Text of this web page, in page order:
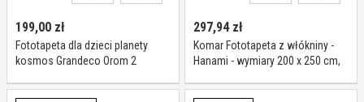
199,00 zł
Fototapeta dla dzieci planety
kosmos Grandeco Orom 2
297,94zł
Komar Fototapeta z włókniny -
Hanami - wymiary 200 x 250 cm,
kwiaty, pokój owcy, salon